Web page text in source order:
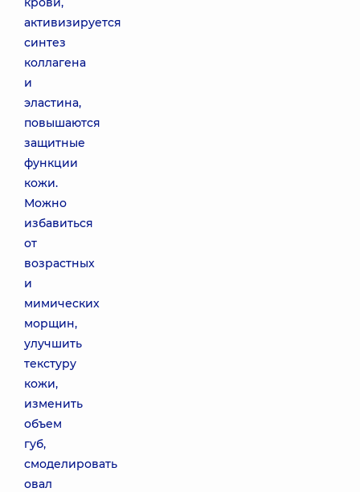
активизируется
синтез
коллагена
и
эластина,
повышаются
защитные
функции
кожи.
Можно
избавиться
от
возрастных
и
мимических
морщин,
улучшить
текстуру
кожи,
изменить
объем
губ,
смоделировать
овал